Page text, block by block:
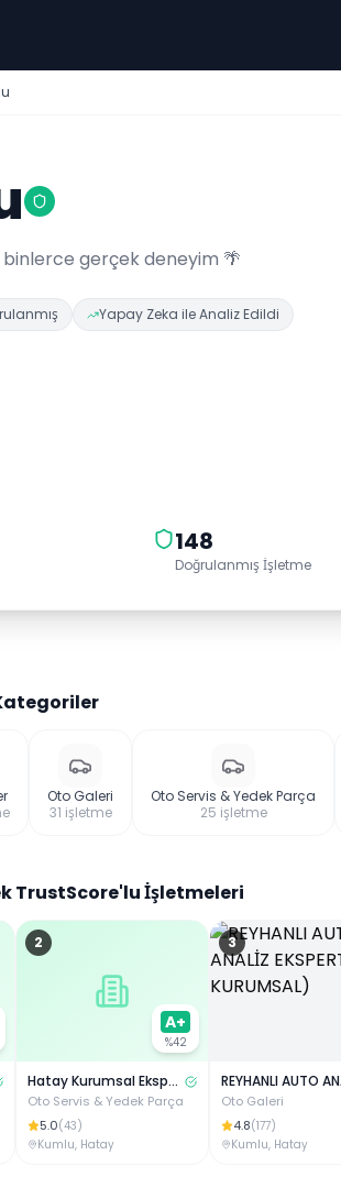
binlerce gerçek deneyim 🌴
Yapay Zeka ile Analiz Edildi
148
Doğrulanmış İşletme
Oto Galeri
31 işletme
Oto Servis & Yedek Parça
25 işletme
TrustScore'lu İşletmeleri
2
A+
%42
Hatay Kurumsal Ekspertiz Antakya
Oto Servis & Yedek Parça
5.0(43)
Kumlu, Hatay
3
Oto Galeri
4.8(177)
Kumlu, Hatay